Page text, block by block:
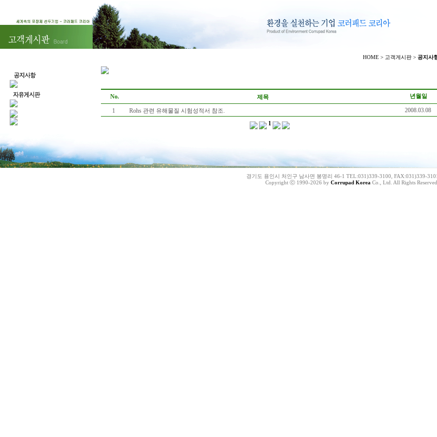
HOME > 고객게시판 > 공지사
No. 제목 년월일
1 Rohs 관련 유해물질 시험성적서 참조.
2008.03.08
1
경기도 용인시 처인구 남사면 봉명리 46-1 TEL:031)339-3100, FAX:031)339-3101
Copyright ⓒ 1990-2026 by Corrupad Korea Co., Ltd. All Rights Reserved.